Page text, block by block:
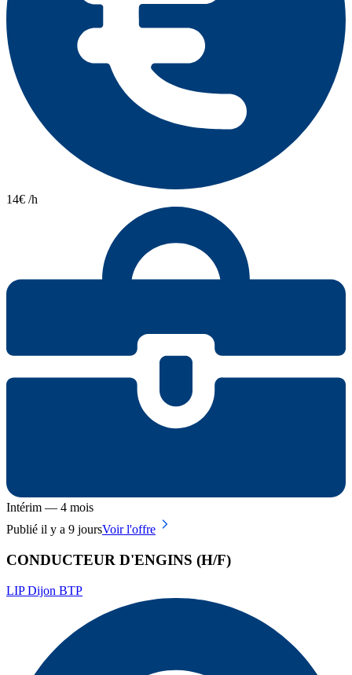
14€ /h
Intérim — 4 mois
Publié il y a 9 joursVoir l'offre
CONDUCTEUR D'ENGINS (H/F)
LIP Dijon BTP